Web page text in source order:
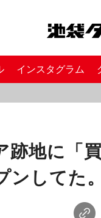
インスタグラム
地に「買
してた。